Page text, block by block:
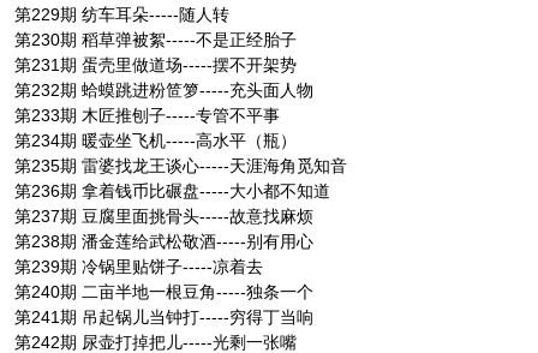
第229期 纺车耳朵-----随人转
第230期 稻草弹被絮-----不是正经胎子
第231期 蛋壳里做道场-----摆不开架势
第232期 蛤蟆跳进粉笸箩-----充头面人物
第233期 木匠推刨子-----专管不平事
第234期 暖壶坐飞机-----高水平（瓶）
第235期 雷婆找龙王谈心-----天涯海角觅知音
第236期 拿着钱币比碾盘-----大小都不知道
第237期 豆腐里面挑骨头-----故意找麻烦
第238期 潘金莲给武松敬酒-----别有用心
第239期 冷锅里贴饼子-----凉着去
第240期 二亩半地一根豆角-----独条一个
第241期 吊起锅儿当钟打-----穷得丁当响
第242期 尿壶打掉把儿-----光剩一张嘴